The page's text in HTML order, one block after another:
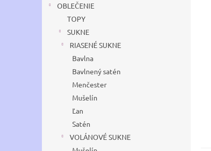
OBLEČENIE
TOPY
SUKNE
RIASENÉ SUKNE
Bavlna
Bavlnený satén
Menčester
Mušelín
Ľan
Satén
VOLÁNOVÉ SUKNE